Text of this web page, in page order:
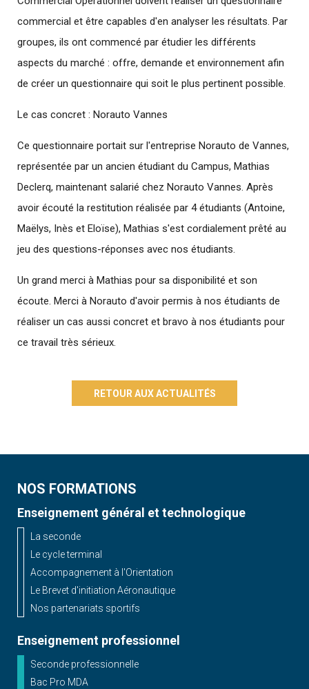
commercial et être capables d'en analyser les résultats. Par
groupes, ils ont commencé par étudier les différents
aspects du marché : offre, demande et environnement afin
de créer un questionnaire qui soit le plus pertinent possible.
Le cas concret : Norauto Vannes
Ce questionnaire portait sur l'entreprise Norauto de Vannes,
représentée par un ancien étudiant du Campus, Mathias
Declerq, maintenant salarié chez Norauto Vannes. Après
avoir écouté la restitution réalisée par 4 étudiants (Antoine,
Maëlys, Inès et Eloïse), Mathias s'est cordialement prêté au
jeu des questions-réponses avec nos étudiants.
Un grand merci à Mathias pour sa disponibilité et son
écoute. Merci à Norauto d'avoir permis à nos étudiants de
réaliser un cas aussi concret et bravo à nos étudiants pour
ce travail très sérieux.
RETOUR AUX ACTUALITÉS
NOS FORMATIONS
Enseignement général et technologique
La seconde
Le cycle terminal
Accompagnement à l'Orientation
Le Brevet d'initiation Aéronautique
Nos partenariats sportifs
Enseignement professionnel
Seconde professionnelle
Bac Pro MDA